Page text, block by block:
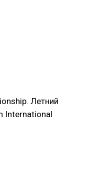
Летний
International